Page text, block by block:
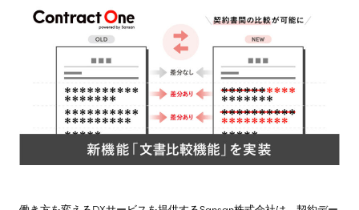
株主・投資家情報
サステナビリティ